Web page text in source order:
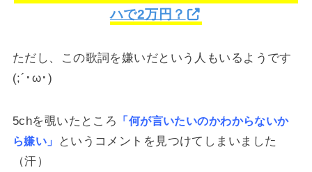
ハで2万円？
ただし、この歌詞を嫌いだという人もいるようです
(;´･ω･)
5chを覗いたところ
「何が言いたいのかわからないか
ら嫌い」
というコメントを見つけてしまいました
（汗）